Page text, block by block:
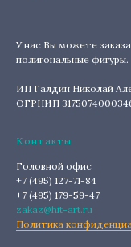
У нас Вы можете
полигональные фигуры.
ИП Галдин Николай
ОГРНИП
Контакты
Головной офис
+7 (495) 127-71-84
+7 (495) 179-59-47
zakaz@hit-art.ru
Политика